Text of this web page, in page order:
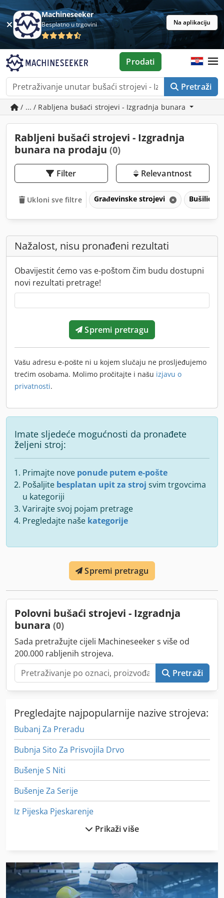
Machineseeker
Besplatno u trgovini Na aplikaciju
Pretraži
Prodati
/ ... / Rabljena bušaći strojevi - Izgradnja bunara
Rabljeni bušaći strojevi - Izgradnja
bunara na prodaju (0)
Filter Relevantnost
Ukloni sve filtre Građevinske strojevi Bušilice
Nažalost, nisu pronađeni rezultati
Obavijestit ćemo vas e-poštom čim budu dostupni
novi rezultati pretrage!
Spremi pretragu
Vašu adresu e-pošte ni u kojem slučaju ne prosljeđujemo
trećim osobama. Molimo pročitajte i našu izjavu o
privatnosti.
Imate sljedeće mogućnosti da pronađete
željeni stroj:
Primajte nove ponude putem e-pošte
Pošaljite besplatan upit za stroj svim trgovcima
u kategoriji
Varirajte svoj pojam pretrage
Pregledajte naše kategorije
Spremi pretragu
Polovni bušaći strojevi - Izgradnja
bunara (0)
Sada pretražujte cijeli Machineseeker s više od
200.000 rabljenih strojeva.
Pretraži
Pregledajte najpopularnije nazive strojeva:
Bubanj Za Preradu
Bubnja Sito Za Prisvojila Drvo
Bušenje S Niti
Bušenje Za Serije
Iz Pijeska Pjeskarenje
Masine Za Uzduzno Rezanje I Premotavanje Papira
On 06 Utovarivačem
Prikaži više